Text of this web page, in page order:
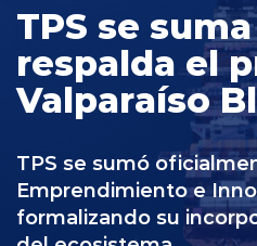
Servicios y Tarifas
Políticas y
Prensa
TPS se
respalda el
Valparaíso
TPS se sumó
Emprendimiento e
formalizando su